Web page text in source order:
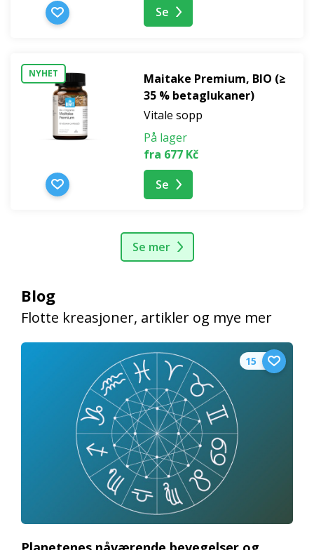
Se
NYHET
Maitake Premium, BIO (≥
35 % betaglukaner)
Vitale sopp
På lager
fra 677 Kč
Se
Se mer
Blog
Flotte kreasjoner, artikler og mye mer
15